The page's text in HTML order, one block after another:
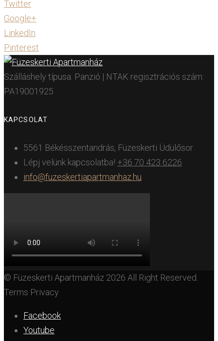
Twitter
Google+
LinkedIn
Pinterest
Szálláshely típusa: Panzió | NTAK regisztrációs szám:
PA19001925
KAPCSOLAT
5561 Békésszentandrás, Füzeskerti Üdülősor
Lépj velünk kapcsolatba! +36 70 423 6226
info@fuzeskertiapartmanhaz.hu
© Füzeskerti Apartmanház 2026 All Right Reserved.
Terms Privacy
Facebook
Youtube